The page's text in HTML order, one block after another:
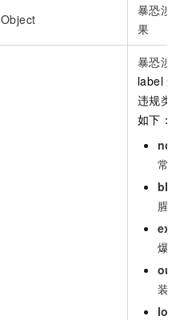
Object
暴恐涉
果
暴恐涉
label
违规类
如下：
常
腥
爆
装束